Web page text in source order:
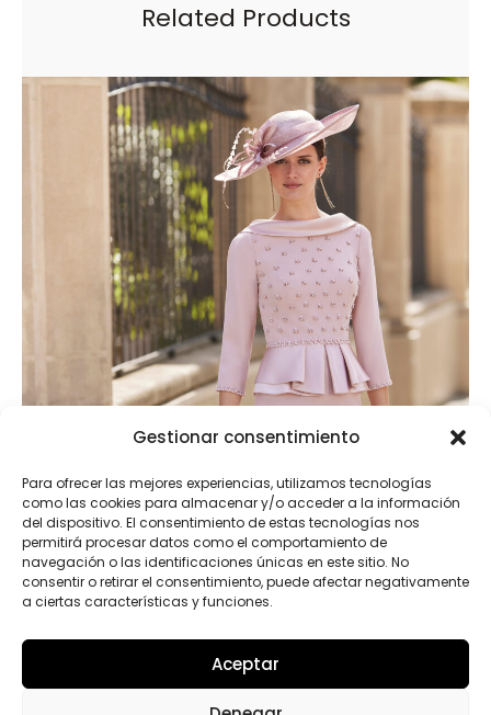
Gestionar consentimiento
Para ofrecer las mejores experiencias, utilizamos tecnologías
como las cookies para almacenar y/o acceder a la información
del dispositivo. El consentimiento de estas tecnologías nos
permitirá procesar datos como el comportamiento de
navegación o las identificaciones únicas en este sitio. No
consentir o retirar el consentimiento, puede afectar negativamente
a ciertas características y funciones.
Aceptar
Related Products